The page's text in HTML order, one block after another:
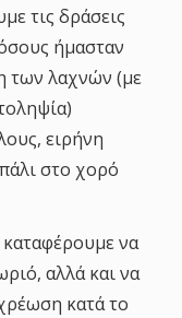
τις δράσεις
ήμασταν
των λαχνών (με
ειρήνη
στο χορό
να
αλλά και να
κατά το